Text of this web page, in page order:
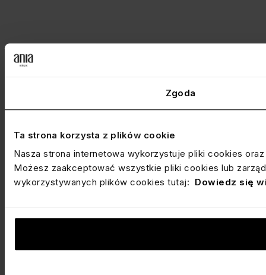
Zgoda
Ta strona korzysta z plików cookie
Nasza strona internetowa wykorzystuje pliki cookies
Możesz zaakceptować wszystkie pliki cookies lub
wykorzystywanych plików cookies tutaj: Dowiedz się